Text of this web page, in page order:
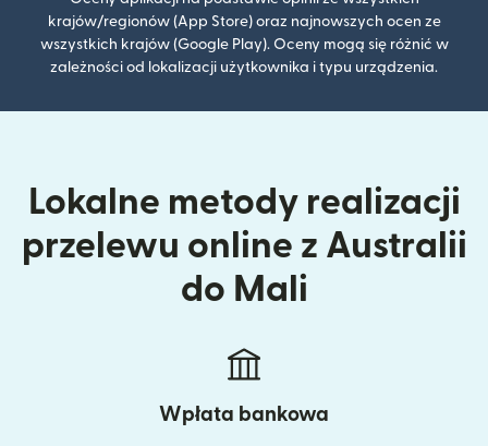
krajów/regionów (App Store) oraz najnowszych ocen ze
wszystkich krajów (Google Play). Oceny mogą się różnić w
zależności od lokalizacji użytkownika i typu urządzenia.
Lokalne metody realizacji
przelewu online z Australii
do Mali
Wpłata bankowa